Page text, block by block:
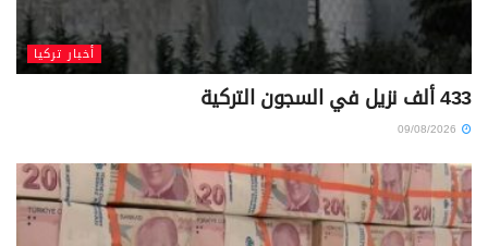
أخبار تركيا
433 ألف نزيل في السجون التركية